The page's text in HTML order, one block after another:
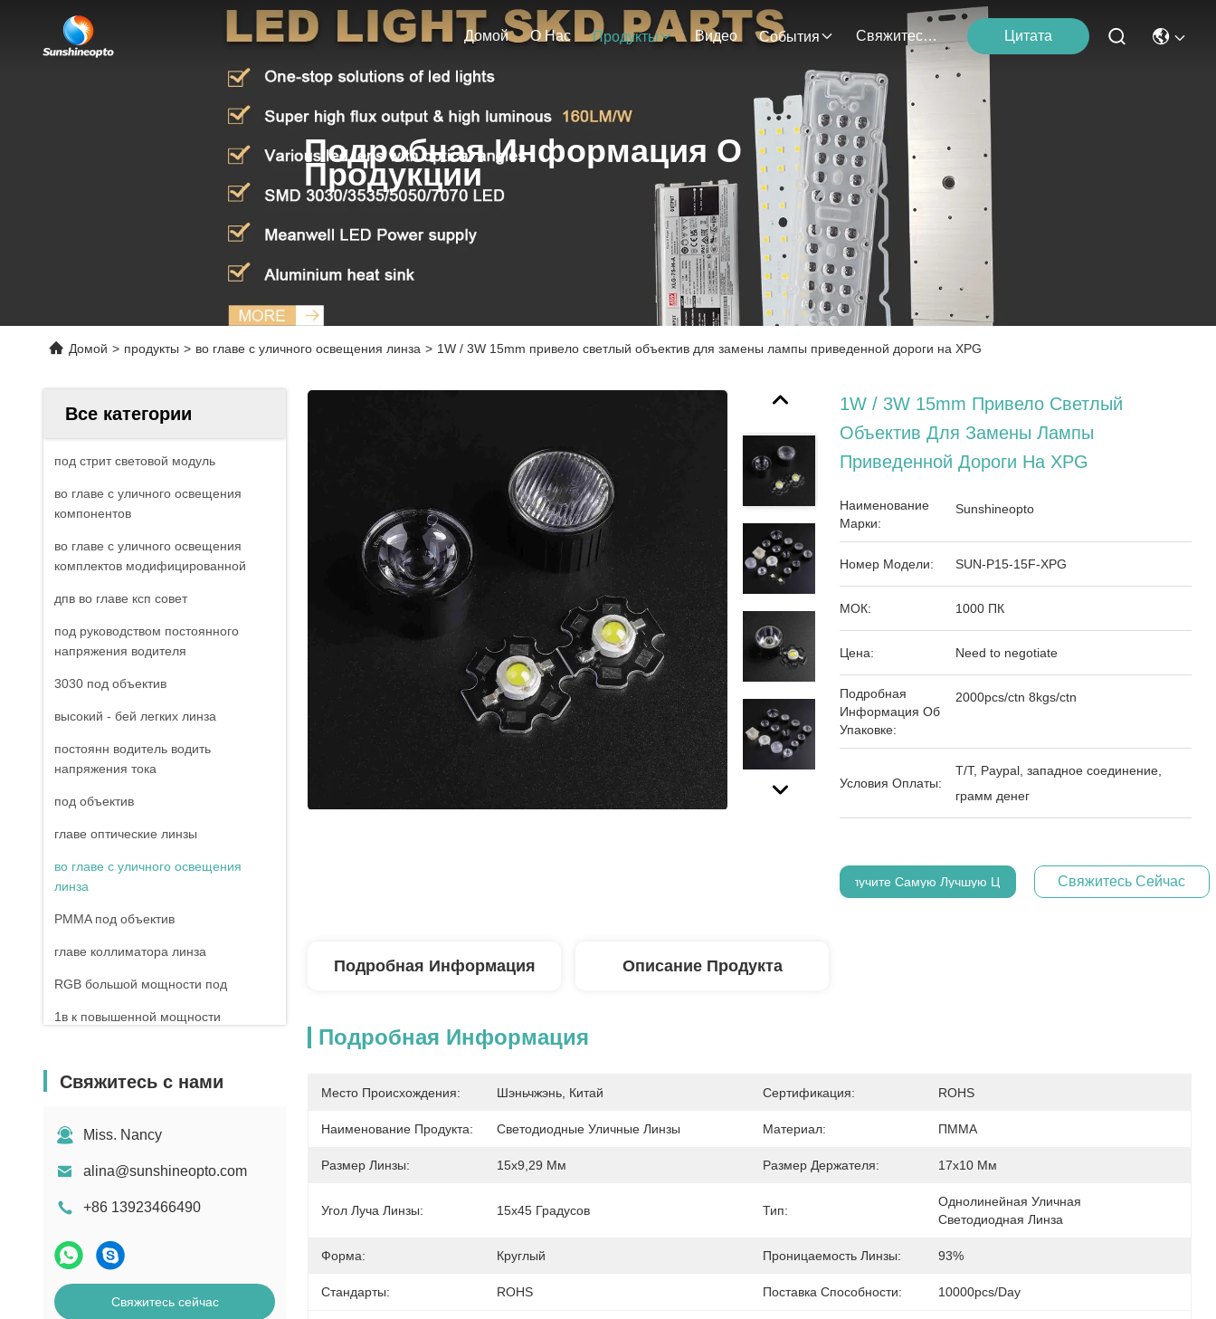
Домой О Нас Продукты Видео События Свяжитесь С Нами Цитата
Подробная Информация О
Продукции
Домой > продукты > во главе с уличного освещения линза > 1W / 3W 15mm привело светлый объектив для замены лампы приведенной дороги на XPG
Все категории
под стрит световой модуль
во главе с уличного освещения
компонентов
во главе с уличного освещения
комплектов модифицированной
дпв во главе ксп совет
под руководством постоянного
напряжения водителя
3030 под объектив
высокий - бей легких линза
постоянн водитель водить
напряжения тока
под объектив
главе оптические линзы
во главе с уличного освещения
линза
PMMA под объектив
главе коллиматора линза
RGB большой мощности под
1в к повышенной мощности
Свяжитесь с нами
Miss. Nancy
alina@sunshineopto.com
+86 13923466490
Свяжитесь сейчас
1W / 3W 15mm Привело Светлый
Объектив Для Замены Лампы
Приведенной Дороги На XPG
Наименование
Марки:
Sunshineopto
Номер Модели: SUN-P15-15F-XPG
МОК: 1000 ПК
Цена: Need to negotiate
Подробная
Информация Об
Упаковке:
2000pcs/ctn 8kgs/ctn
Условия Оплаты:
T/T, Paypal, западное соединение,
грамм денег
Получите Самую Лучшую Цену Свяжитесь Сейчас
Подробная Информация Описание Продукта
Подробная Информация
Место Происхождения: Шэньчжэнь, Китай Сертификация: ROHS
Наименование Продукта: Светодиодные Уличные Линзы Материал: ПММА
Размер Линзы: 15х9,29 Мм Размер Держателя: 17х10 Мм
Угол Луча Линзы: 15х45 Градусов Тип:
Однолинейная Уличная
Светодиодная Линза
Форма: Круглый Проницаемость Линзы: 93%
Стандарты: ROHS Поставка Способности: 10000pcs/day